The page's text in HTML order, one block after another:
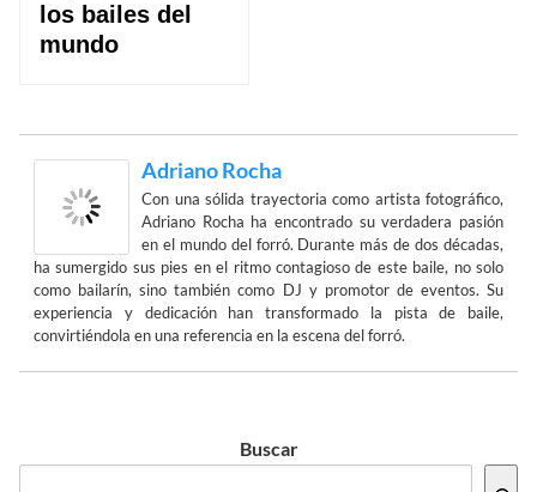
los bailes del
mundo
Adriano Rocha
Con una sólida trayectoria como artista fotográfico,
Adriano Rocha ha encontrado su verdadera pasión
en el mundo del forró. Durante más de dos décadas,
ha sumergido sus pies en el ritmo contagioso de este baile, no solo
como bailarín, sino también como DJ y promotor de eventos. Su
experiencia y dedicación han transformado la pista de baile,
convirtiéndola en una referencia en la escena del forró.
Buscar